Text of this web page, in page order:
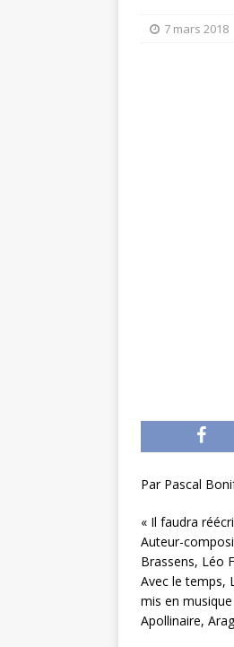
7 mars 2018
Par Pascal
« Il faudra
Auteur-
Brassens, Léo
Avec le temps,
mis en
Apollinaire,